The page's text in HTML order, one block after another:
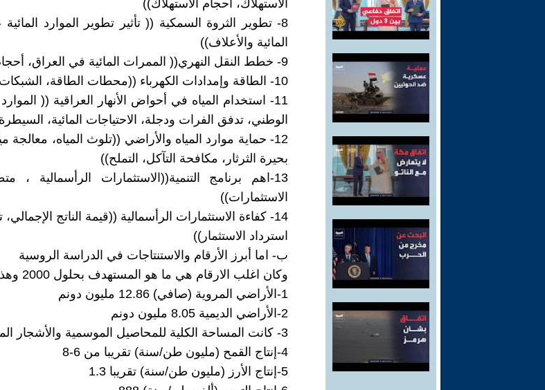
الاستهلاك، أحجام الاستهلاك))
8- تطوير الثروة السمكية (( تأثير تطوير الموارد
المائية والأعلاف))
9- خطط النقل النهري(( الممرات المائية في العراق، أحجام الشحن))
10- الطاقة وإمدادات الكهرباء ((محطات الطاقة، الشبكات الكهربائية))
11- استخدام المياه في أحواض الأنهار العراقية (( الموارد
الوطني، تدفق الفرات ودجلة، الاحتياجات المائية،
12- حماية موارد المياه والأراضي ((تلوث المياه،
بحيرة الثرثار، مكافحة التآكل، التملح))
13-اهم برنامج التنمية((الاستثمارات الرأسمالية ،
الاستثمارات))
14- كفاءة الاستثمارات الرأسمالية ((قيمة الناتج الإجمالي،
استرداد الاستثمار))
ب- اما أبرز الأرقام والاستنتاجات في الدراسة الروسية
وكان اغلب الارقام هي ما هو المستهدف بحلول 2000 وهذه اهم الملاحظات
1-الأراضي المروية (صافي) 12.86 مليون دونم
2-الأراضي الديمية 8.05 مليون دونم
3- كانت المساحة الكلية للمحاصيل الموسمية والأشجار المعمرة 22.43 مليون دونم
4-إنتاج القمح (مليون طن/سنة) تقريبا من 6-8
5-إنتاج الأرز (مليون طن/سنة) تقريبا 1.3